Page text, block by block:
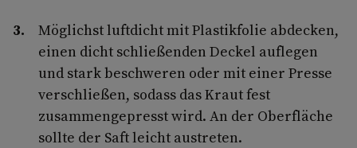
Möglichst luftdicht mit Plastikfolie abdecken,
einen dicht schließenden Deckel auflegen
und stark beschweren oder mit einer Presse
verschließen, sodass das Kraut fest
zusammengepresst wird. An der Oberfläche
sollte der Saft leicht austreten.